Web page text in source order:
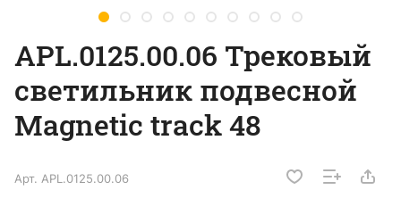
APL.0125.00.06 Трековый
светильник подвесной
Magnetic track 48
Арт. APL.0125.00.06